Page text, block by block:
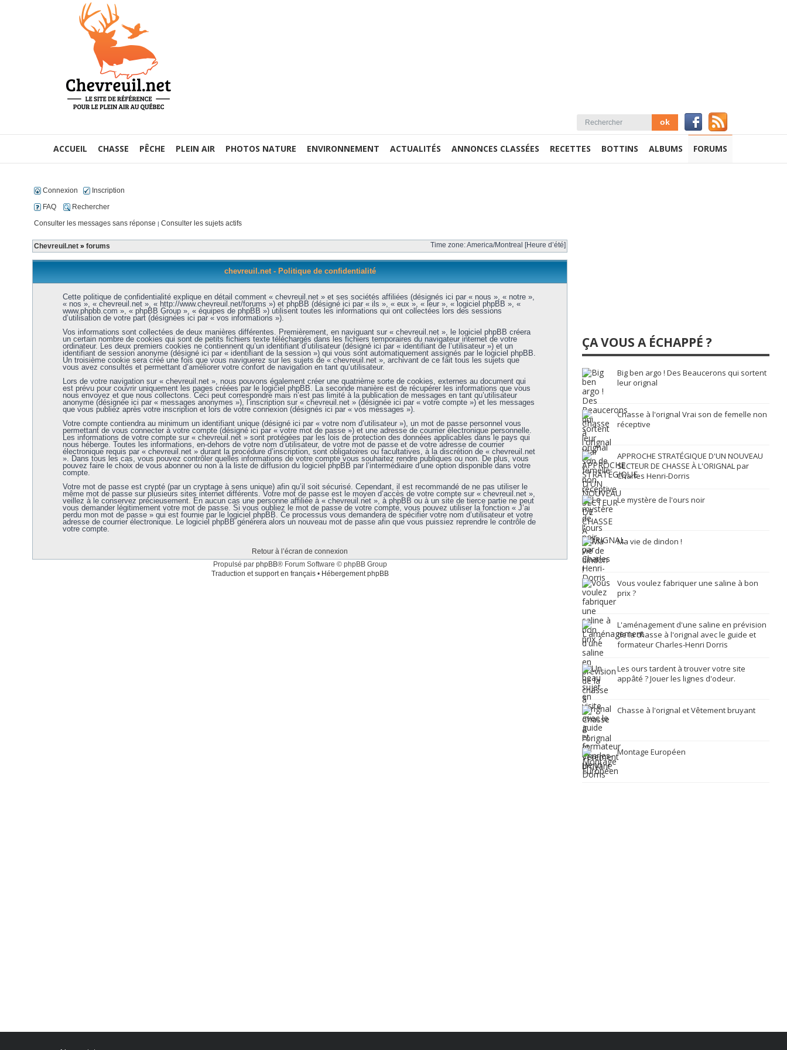
ACCUEIL CHASSE PÊCHE PLEIN AIR PHOTOS NATURE ENVIRONNEMENT ACTUALITÉS ANNONCES CLASSÉES RECETTES BOTTINS ALBUMS FORUMS
Connexion
Inscription
FAQ
Rechercher
Consulter les messages sans réponse | Consulter les sujets actifs
Chevreuil.net » forums Time zone: America/Montreal [Heure d’été]
chevreuil.net - Politique de confidentialité
Cette politique de confidentialité explique en détail comment « chevreuil.net » et ses sociétés affiliées (désignés ici par « nous », « notre »,
« nos », « chevreuil.net », « http://www.chevreuil.net/forums ») et phpBB (désigné ici par « ils », « eux », « leur », « logiciel phpBB », «
www.phpbb.com », « phpBB Group », « équipes de phpBB ») utilisent toutes les informations qui ont collectées lors des sessions
d’utilisation de votre part (désignées ici par « vos informations »).
Vos informations sont collectées de deux manières différentes. Premièrement, en naviguant sur « chevreuil.net », le logiciel phpBB créera
un certain nombre de cookies qui sont de petits fichiers texte téléchargés dans les fichiers temporaires du navigateur internet de votre
ordinateur. Les deux premiers cookies ne contiennent qu’un identifiant d’utilisateur (désigné ici par « identifiant de l’utilisateur ») et un
identifiant de session anonyme (désigné ici par « identifiant de la session ») qui vous sont automatiquement assignés par le logiciel phpBB.
Un troisième cookie sera créé une fois que vous naviguerez sur les sujets de « chevreuil.net », archivant de ce fait tous les sujets que
vous avez consultés et permettant d’améliorer votre confort de navigation en tant qu’utilisateur.
Lors de votre navigation sur « chevreuil.net », nous pouvons également créer une quatrième sorte de cookies, externes au document qui
est prévu pour couvrir uniquement les pages créées par le logiciel phpBB. La seconde manière est de récupérer les informations que vous
nous envoyez et que nous collectons. Ceci peut correspondre mais n’est pas limité à la publication de messages en tant qu’utilisateur
anonyme (désignée ici par « messages anonymes »), l’inscription sur « chevreuil.net » (désignée ici par « votre compte ») et les messages
que vous publiez après votre inscription et lors de votre connexion (désignés ici par « vos messages »).
Votre compte contiendra au minimum un identifiant unique (désigné ici par « votre nom d’utilisateur »), un mot de passe personnel vous
permettant de vous connecter à votre compte (désigné ici par « votre mot de passe ») et une adresse de courrier électronique personnelle.
Les informations de votre compte sur « chevreuil.net » sont protégées par les lois de protection des données applicables dans le pays qui
nous héberge. Toutes les informations, en-dehors de votre nom d’utilisateur, de votre mot de passe et de votre adresse de courrier
électronique requis par « chevreuil.net » durant la procédure d’inscription, sont obligatoires ou facultatives, à la discrétion de « chevreuil.net
». Dans tous les cas, vous pouvez contrôler quelles informations de votre compte vous souhaitez rendre publiques ou non. De plus, vous
pouvez faire le choix de vous abonner ou non à la liste de diffusion du logiciel phpBB par l’intermédiaire d’une option disponible dans votre
compte.
Votre mot de passe est crypté (par un cryptage à sens unique) afin qu’il soit sécurisé. Cependant, il est recommandé de ne pas utiliser le
même mot de passe sur plusieurs sites internet différents. Votre mot de passe est le moyen d’accès de votre compte sur « chevreuil.net »,
veillez à le conservez précieusement. En aucun cas une personne affiliée à « chevreuil.net », à phpBB ou à un site de tierce partie ne peut
vous demander légitimement votre mot de passe. Si vous oubliez le mot de passe de votre compte, vous pouvez utiliser la fonction « J’ai
perdu mon mot de passe » qui est fournie par le logiciel phpBB. Ce processus vous demandera de spécifier votre nom d’utilisateur et votre
adresse de courrier électronique. Le logiciel phpBB générera alors un nouveau mot de passe afin que vous puissiez reprendre le contrôle de
votre compte.
Retour à l’écran de connexion
Propulsé par phpBB® Forum Software © phpBB Group
Traduction et support en français• Hébergement phpBB
ÇA VOUS A ÉCHAPPÉ ?
Big ben argo ! Des Beaucerons qui sortent
leur orignal
Chasse à l'orignal Vrai son de femelle non
réceptive
APPROCHE STRATÉGIQUE D'UN NOUVEAU
SECTEUR DE CHASSE À L'ORIGNAL par
Charles Henri-Dorris
Le mystère de l'ours noir
Ma vie de dindon !
Vous voulez fabriquer une saline à bon
prix ?
L'aménagement d'une saline en prévision
de la chasse à l'orignal avec le guide et
formateur Charles-Henri Dorris
Les ours tardent à trouver votre site
appâté ? Jouer les lignes d'odeur.
Chasse à l'orignal et Vêtement bruyant
Montage Européen